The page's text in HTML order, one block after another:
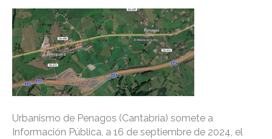
Urbanismo de Penagos (Cantabria) somete a
Información Pública, a 16 de septiembre de 2024, el